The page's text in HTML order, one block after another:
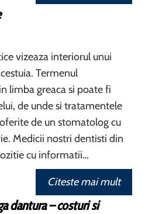
vizeaza interiorul unui
Termenul
limba greaca si poate fi
de unde si tratamentele
de un stomatolog cu
Medicii nostri dentisti din
cu informatii…
Citeste mai mult
dantura – costuri si